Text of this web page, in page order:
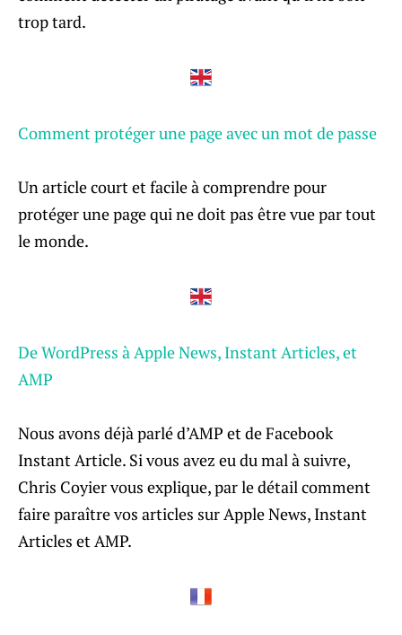
trop tard.
Comment protéger une page avec un mot de passe
Un article court et facile à comprendre pour
protéger une page qui ne doit pas être vue par tout
le monde.
De WordPress à Apple News, Instant Articles, et
AMP
Nous avons déjà parlé d’AMP et de Facebook
Instant Article. Si vous avez eu du mal à suivre,
Chris Coyier vous explique, par le détail comment
faire paraître vos articles sur Apple News, Instant
Articles et AMP.